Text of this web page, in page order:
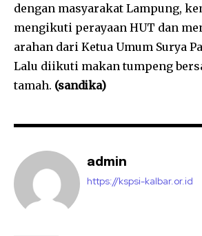
dengan masyarakat Lampung,
mengikuti perayaan HUT dan
arahan dari Ketua Umum Surya
Lalu diikuti makan tumpeng
tamah. (sandika)
admin
https://kspsi-kalbar.or.id